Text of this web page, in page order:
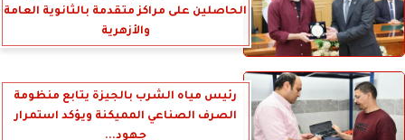
الحاصلين على مراكز متقدمة بالثانوية العامة
والأزهرية
رئيس مياه الشرب بالجيزة يتابع منظومة
الصرف الصناعي المميكنة ويؤكد استمرار
جهود...